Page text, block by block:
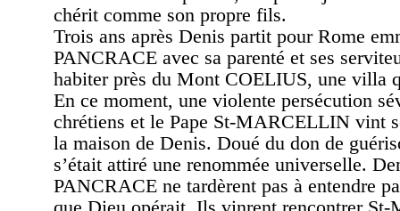
chérit comme son propre fils.
Trois ans après Denis partit pour Rome
PANCRACE avec sa parenté et ses
habiter près du Mont COELIUS, une villa
En ce moment, une violente persécution
chrétiens et le Pape St-MARCELLIN vint
la maison de Denis. Doué du don de
s’était attiré une renommée universelle.
PANCRACE ne tardèrent pas à entendre